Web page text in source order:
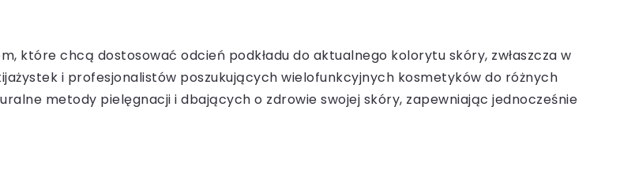
które chcą dostosować odcień podkładu do aktualnego kolorytu skóry, zwłaszcza w
i profesjonalistów poszukujących wielofunkcyjnych kosmetyków do różnych
metody pielęgnacji i dbających o zdrowie swojej skóry, zapewniając jednocześnie